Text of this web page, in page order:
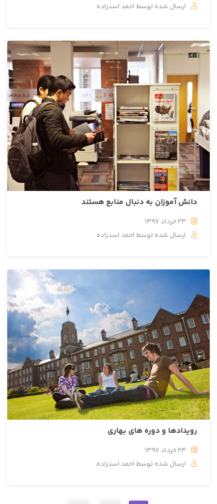
ارسال شده توسط احمد اسدزاده
دانش آموزان به دنبال منابع هستند
23 خرداد 1397
ارسال شده توسط احمد اسدزاده
رویدادها و دوره های بهاری
23 خرداد 1397
ارسال شده توسط احمد اسدزاده